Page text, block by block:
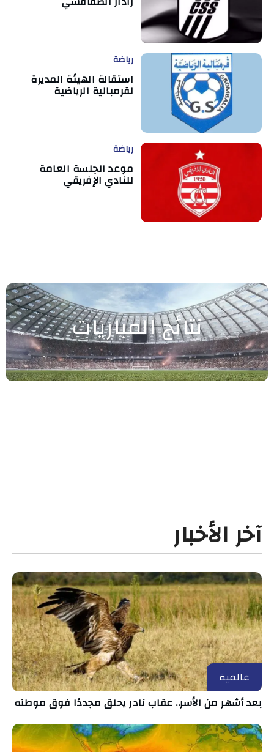
رياضة
استقالة الهيئة المديرة
لقرمبالية الرياضية
رياضة
موعد الجلسة العامة
للنادي الإفريقي
نتائج المباريات
آخر الأخبار
عالمية
بعد أشهر من الأسر.. عقاب نادر يحلق مجددًا فوق موطنه